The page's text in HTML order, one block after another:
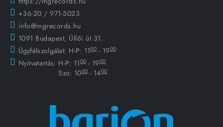
+36-20 / 971-5023
info@mgrecords.hu
1091 Budapest, Üllői út 31.
Ügyfélszolgálat: H-P: 1100 - 1900
Nyitvatartás: H-P: 1100 - 1900
Szo: 1000 - 1400